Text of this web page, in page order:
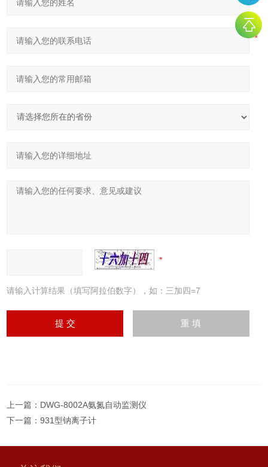
请输入计算结果（填写阿拉伯数字），如：三加四=7
上一篇： DWG-8002A氨氮自动监测仪
下一篇：931型钠离子计